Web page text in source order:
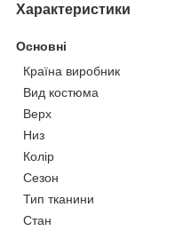
Характеристики
Основні
Країна виробник
Вид костюма
Верх
Низ
Колір
Сезон
Тип тканини
Стан